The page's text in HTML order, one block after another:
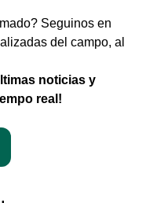
Seguinos en
del campo, al
noticias y
real!